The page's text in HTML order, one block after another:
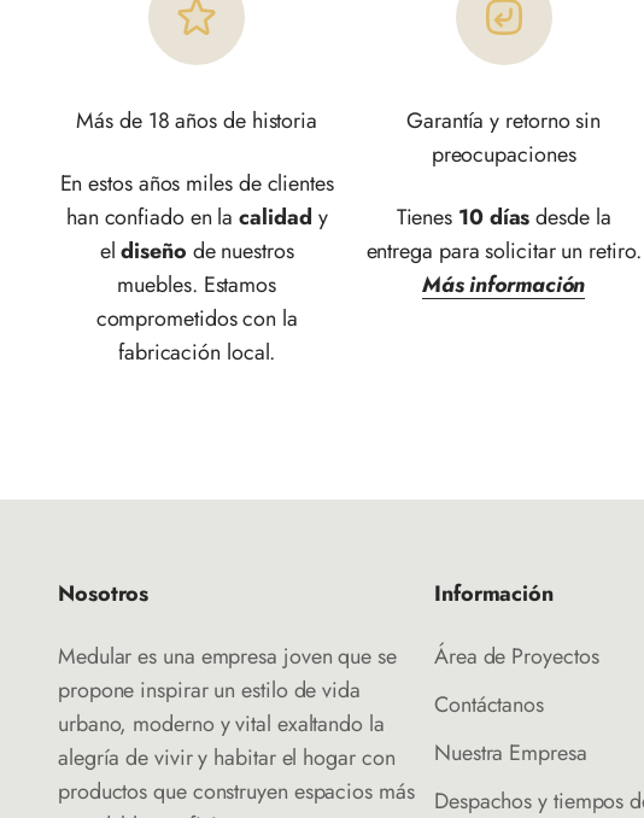
Más de 18 años de historia
En estos años miles de clientes
han confiado en lacalidad y
eldiseño de nuestros
muebles. Estamos
comprometidos con la
fabricación local.
Garantía y retorno sin
preocupaciones
Tienes 10 díasdesde la
entrega para solicitar un retiro.
Más información
Nosotros
Medular es una empresa joven que se
propone inspirar un estilo de vida
urbano, moderno y vital exaltando la
alegría de vivir y habitar el hogar con
productos que construyen espacios más
Información
Área de Proyectos
Contáctanos
Nuestra Empresa
Despachos y tiempos